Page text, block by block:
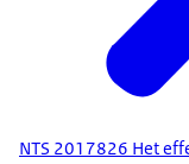
NTS 2017826 Het